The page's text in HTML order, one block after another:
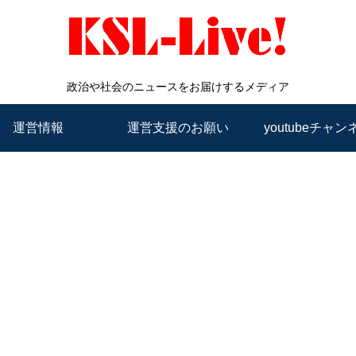
政治や社会のニュースをお届けするメディア
運営情報 運営支援のお願い youtubeチャン